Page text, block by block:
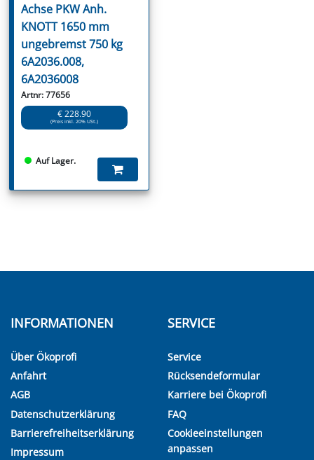
Achse PKW Anh.
KNOTT 1650 mm
ungebremst 750 kg
6A2036.008,
6A2036008
Artnr: 77656
€ 228.90
(Preis inkl. 20% USt.)
Auf Lager.
INFORMATIONEN
Über Ökoprofi
Anfahrt
AGB
Datenschutzerklärung
Barrierefreiheitserklärung
Impressum
SERVICE
Service
Rücksendeformular
Karriere bei Ökoprofi
FAQ
Cookieeinstellungen
anpassen